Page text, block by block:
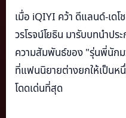
เมื่อ iQIYI คว้า ดีแลนด์-เด
วรโรจน์โยธิน มารับบทนำป
ความสัมพันธ์ของ "รุ่นพี่นัก
ที่แฟนนิยายต่างยกให้เป็นห
โดดเด่นที่สุด